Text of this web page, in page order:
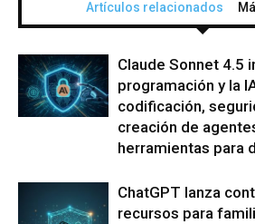
Artículos relacionados
Claude Sonnet 4.5
programación y la
codificación,
creación de
herramientas para
ChatGPT lanza
recursos para